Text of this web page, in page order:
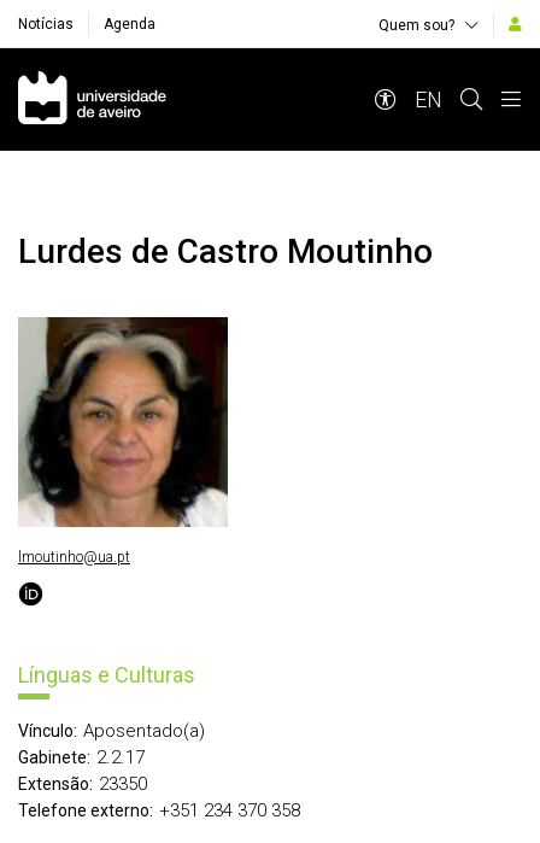
Notícias Agenda Quem sou?
Navegação Principal
EN
Lurdes de Castro Moutinho
Línguas e Culturas
Vínculo: Aposentado(a)
Gabinete: 2.2.17
Extensão: 23350
Telefone externo: +351 234 370 358
lmoutinho@ua.pt